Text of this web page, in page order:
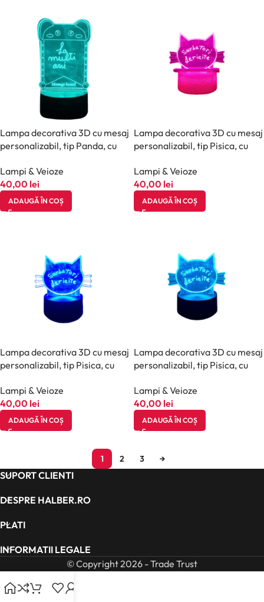
Lampa decorativa 3D cu mesaj
personalizabil, tip Panda, cu
Lampi & Veioze
40,00 lei
ADAUGĂ ÎN COȘ
Lampa decorativa 3D cu mesaj
personalizabil, tip Pisica, cu
Lampi & Veioze
40,00 lei
ADAUGĂ ÎN COȘ
Lampa decorativa 3D cu mesaj
personalizabil, tip Pisica, cu
Lampi & Veioze
40,00 lei
ADAUGĂ ÎN COȘ
Lampa decorativa 3D cu mesaj
personalizabil, tip Pisica, cu
Lampi & Veioze
40,00 lei
ADAUGĂ ÎN COȘ
1 2 3 →
SUPORT CLIENTI
DESPRE HALBER.RO
PLATI
INFORMATII LEGALE
© Copyright 2026 - Trade Trust